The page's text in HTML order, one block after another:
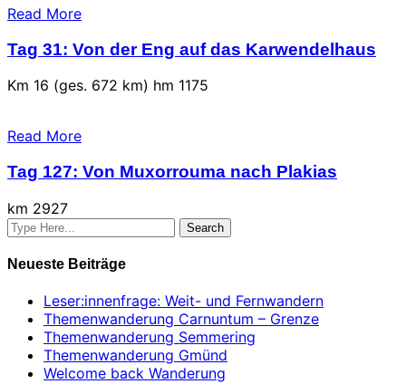
Read More
Tag 31: Von der Eng auf das Karwendelhaus
Km 16 (ges. 672 km) hm 1175
Read More
Tag 127: Von Muxorrouma nach Plakias
km 2927
Neueste Beiträge
Leser:innenfrage: Weit- und Fernwandern
Themenwanderung Carnuntum – Grenze
Themenwanderung Semmering
Themenwanderung Gmünd
Welcome back Wanderung